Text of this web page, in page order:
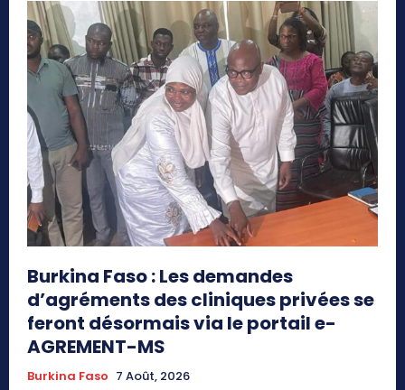
Burkina Faso : Les demandes
d’agréments des cliniques privées se
feront désormais via le portail e-
AGREMENT-MS
Burkina Faso 7 Août, 2026